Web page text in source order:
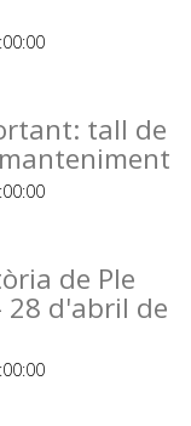
tall de
de Ple
d'abril de